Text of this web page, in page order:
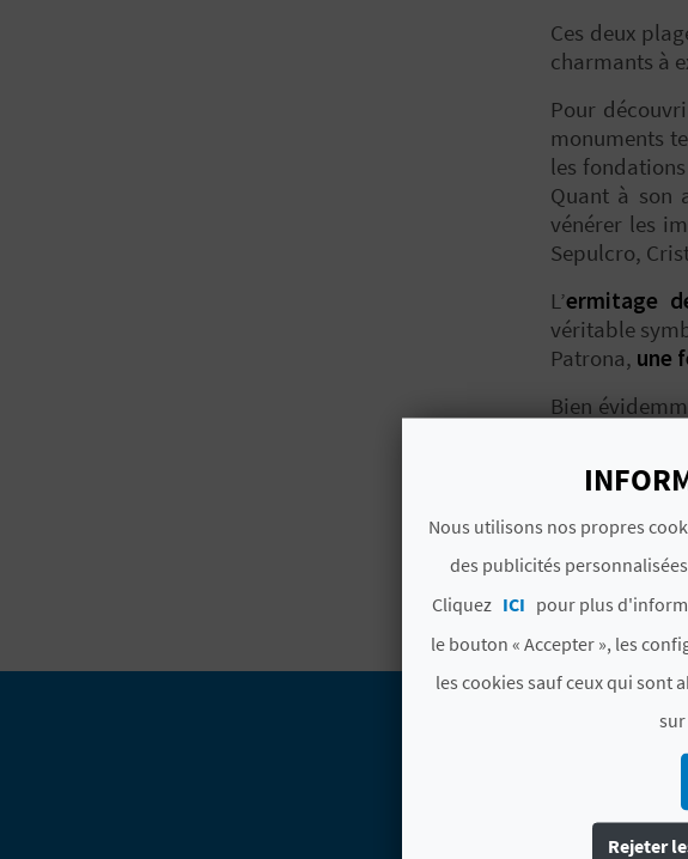
Ces deux
charmants à
Pour
monuments
les
Quant à son
vénérer les
Sepulcro,
L’ermitage
véritable
Patrona, une
Bien
Région de
OFICINAS
Nous utilisons nos propres
des publicités
Cliquez ICI pour plus
le bouton « Accepter », les
les cookies sauf ceux qui sont
sur
Rejeter